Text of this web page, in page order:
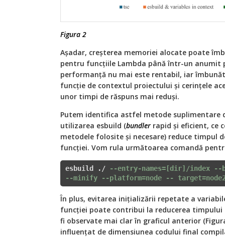
Figura 2
Așadar, creșterea memoriei alocate poate
pentru funcțiile Lambda până într-un anumit
performanță nu mai este rentabil, iar
funcție de contextul proiectului și cerințele
unor timpi de răspuns mai reduși.
Putem identifica astfel metode suplimentare
utilizarea esbuild (bundler rapid și eficient, ce
metodele folosite și necesare) reduce timpul
funcției. Vom rula următoarea comandă
esbuild ./
--entry-names=[dir]/index --
--minify --platform=node --
În plus, evitarea inițializării repetate a
funcției poate contribui la reducerea timpului
fi observate mai clar în graficul anterior
influențat de dimensiunea codului final